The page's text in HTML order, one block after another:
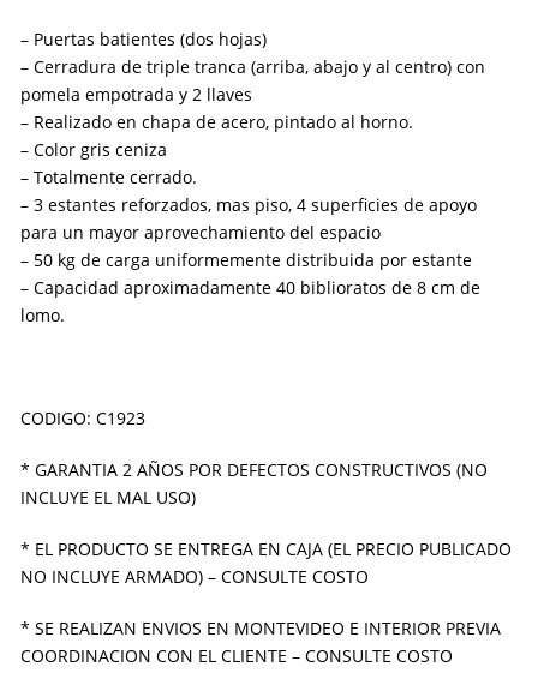
– Puertas batientes (dos hojas)
– Cerradura de triple tranca (arriba, abajo y al centro) con
pomela empotrada y 2 llaves
– Realizado en chapa de acero, pintado al horno.
– Color gris ceniza
– Totalmente cerrado.
– 3 estantes reforzados, mas piso, 4 superficies de apoyo
para un mayor aprovechamiento del espacio
– 50 kg de carga uniformemente distribuida por estante
– Capacidad aproximadamente 40 biblioratos de 8 cm de
lomo.
CODIGO: C1923
* GARANTIA 2 AÑOS POR DEFECTOS CONSTRUCTIVOS (NO
INCLUYE EL MAL USO)
* EL PRODUCTO SE ENTREGA EN CAJA (EL PRECIO PUBLICADO
NO INCLUYE ARMADO) – CONSULTE COSTO
* SE REALIZAN ENVIOS EN MONTEVIDEO E INTERIOR PREVIA
COORDINACION CON EL CLIENTE – CONSULTE COSTO